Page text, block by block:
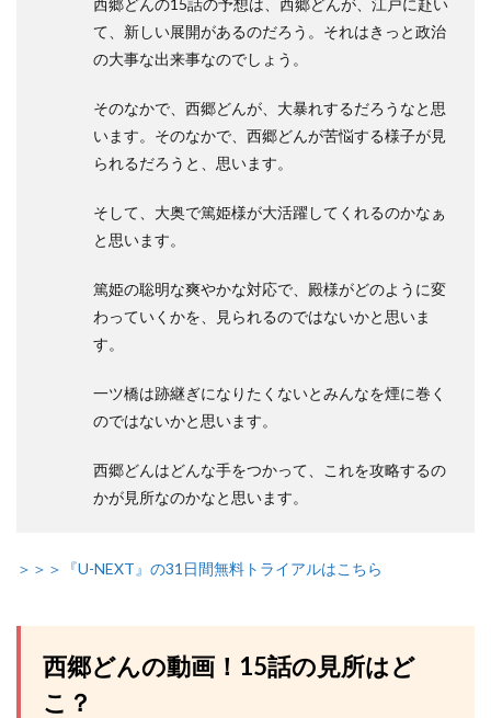
西郷どんの15話の予想は、西郷どんが、江戸に赴い
て、新しい展開があるのだろう。それはきっと政治
の大事な出来事なのでしょう。
そのなかで、西郷どんが、大暴れするだろうなと思
います。そのなかで、西郷どんが苦悩する様子が見
られるだろうと、思います。
そして、大奥で篤姫様が大活躍してくれるのかなぁ
と思います。
篤姫の聡明な爽やかな対応で、殿様がどのように変
わっていくかを、見られるのではないかと思いま
す。
一ツ橋は跡継ぎになりたくないとみんなを煙に巻く
のではないかと思います。
西郷どんはどんな手をつかって、これを攻略するの
かが見所なのかなと思います。
＞＞＞『U-NEXT』の31日間無料トライアルはこちら
西郷どんの動画！15話の見所はど
こ？